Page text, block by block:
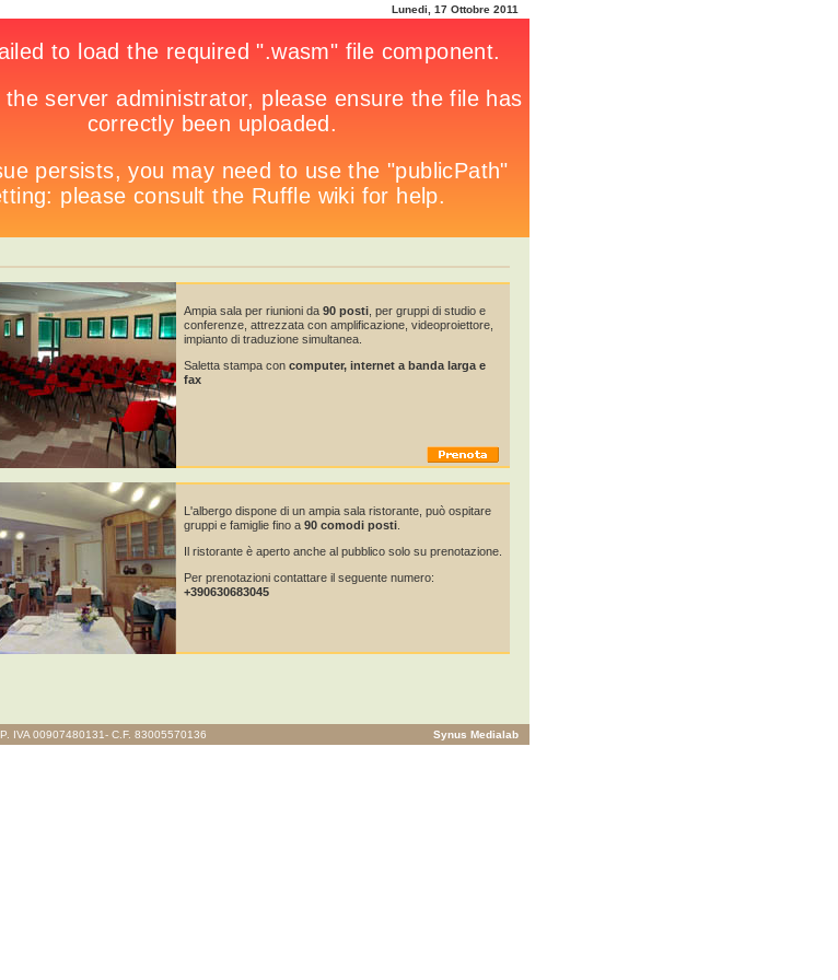
Lunedi, 17 Ottobre 2011
Ampia sala per riunioni da 90 posti , per gruppi di studio e
conferenze, attrezzata con amplificazione, videoproiettore,
impianto di traduzione simultanea.
Saletta stampa con computer, internet a banda larga e
fax
L'albergo dispone di un ampia sala ristorante, può ospitare
gruppi e famiglie fino a 90 comodi posti
Il ristorante è aperto anche al pubblico solo su prenotazione.
Per prenotazioni contattare il seguente numero:
+390630683045
P. IVA 00907480131- C.F. 83005570136 Synus Medialab